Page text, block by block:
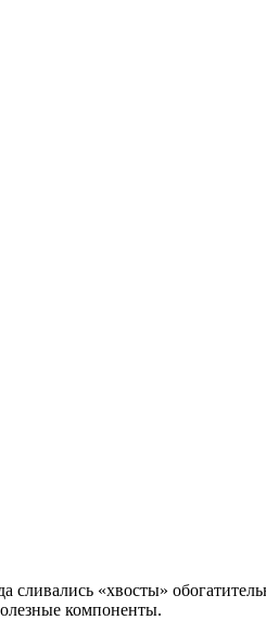
сливались «хвосты»
компоненты.